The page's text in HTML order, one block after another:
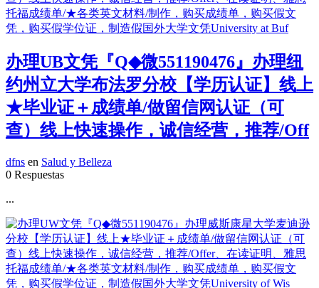
办理UB文凭『Q◆微551190476』办理纽
约州立大学布法罗分校【学历认证】线上
★毕业证＋成绩单/做留信网认证（可
查）线上快速操作，诚信经营，推荐/Off
dfns en Salud y Belleza
0 Respuestas
...